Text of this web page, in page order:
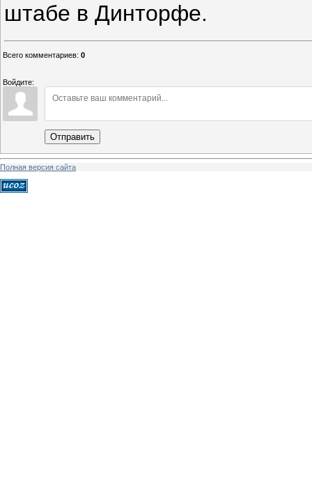
штабе в Динторфе.
Всего комментариев: 0
Войдите:
Отправить
Полная версия сайта